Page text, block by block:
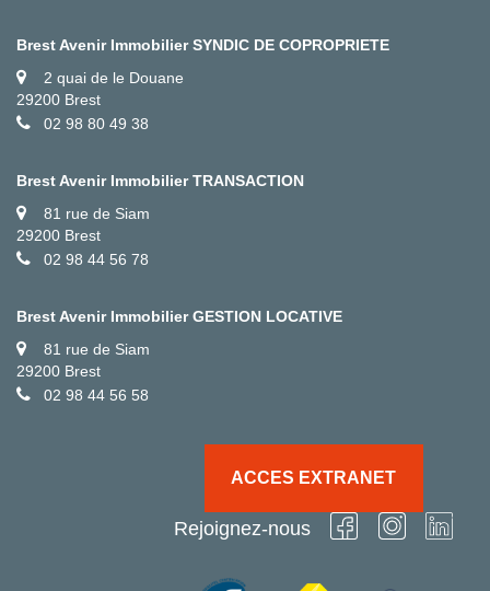
Brest Avenir Immobilier SYNDIC DE COPROPRIETE
2 quai de le Douane
29200 Brest
02 98 80 49 38
Brest Avenir Immobilier TRANSACTION
81 rue de Siam
29200 Brest
02 98 44 56 78
Brest Avenir Immobilier GESTION LOCATIVE
81 rue de Siam
29200 Brest
02 98 44 56 58
ACCES EXTRANET
Rejoignez-nous